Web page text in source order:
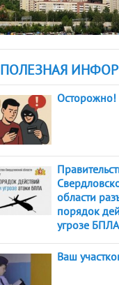
ПОЛЕЗНАЯ
области
порядок
угрозе БПЛА
Ваш